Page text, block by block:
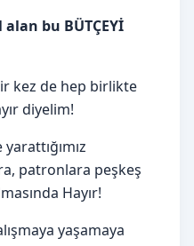
bu BÜTÇEYİ
kez de hep birlikte
diyelim!
patronlara peşkeş
Hayır!
yaşamaya